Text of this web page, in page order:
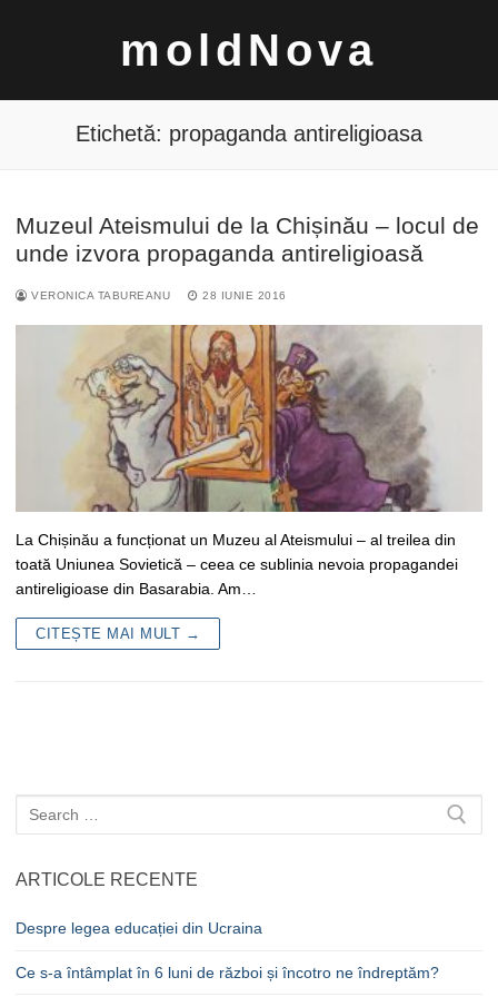
moldNova
Caută
Etichetă: propaganda antireligioasa
Muzeul Ateismului de la Chișinău – locul de
unde izvora propaganda antireligioasă
VERONICA TABUREANU 28 IUNIE 2016
La Chișinău a funcționat un Muzeu al Ateismului – al treilea din
toată Uniunea Sovietică – ceea ce sublinia nevoia propagandei
antireligioase din Basarabia. Am…
CITEȘTE MAI MULT →
Caută
după:
ARTICOLE RECENTE
Despre legea educației din Ucraina
Ce s-a întâmplat în 6 luni de război și încotro ne îndreptăm?